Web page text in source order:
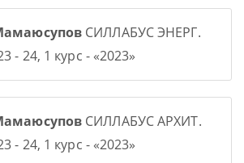
СИЛЛАБУС ЭНЕРГ.
24, 1 курс - «2023»
СИЛЛАБУС АРХИТ.
24, 1 курс - «2023»